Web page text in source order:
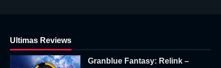
Ultimas Reviews
Granblue Fantasy: Relink –